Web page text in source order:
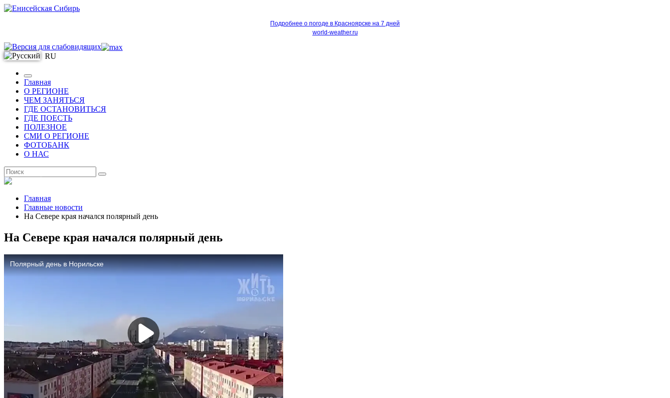
Подробнее о погоде в Красноярске на 7 дней
world-weather.ru
RU
Главная
О РЕГИОНЕ
ЧЕМ ЗАНЯТЬСЯ
ГДЕ ОСТАНОВИТЬСЯ
ГДЕ ПОЕСТЬ
ПОЛЕЗНОЕ
СМИ О РЕГИОНЕ
ФОТОБАНК
О НАС
Главная
Главные новости
На Севере края начался полярный день
На Севере края начался полярный день